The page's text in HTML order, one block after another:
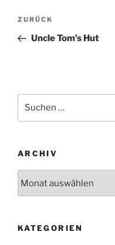
Beitragsnavigation
Vorheriger
Beitrag
ZURÜCK
Uncle Tom’s Hut
nach:
ARCHIV
KATEGORIEN